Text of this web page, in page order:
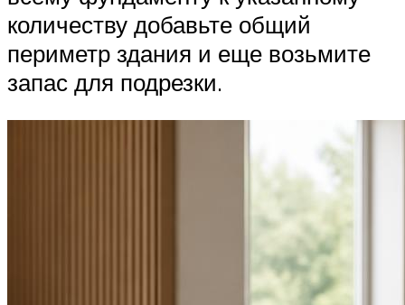
количеству добавьте общий
периметр здания и еще возьмите
запас для подрезки.